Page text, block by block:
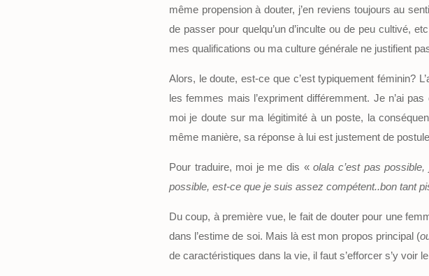
même propension à douter, j’en reviens toujours au
de passer pour quelqu’un d’inculte ou de peu cultivé,
mes qualifications ou ma culture générale ne justifient
Alors, le doute, est-ce que c’est typiquement féminin?
les femmes mais l’expriment différemment. Je n’ai
moi je doute sur ma légitimité à un poste, la
même manière, sa réponse à lui est justement de
Pour traduire, moi je me dis «olala c’est pas
possible, est-ce que je suis assez compétent..bon tant
Du coup, à première vue, le fait de douter pour une
dans l’estime de soi. Mais là est mon propos principal (
de caractéristiques dans la vie, il faut s’efforcer s’y voir